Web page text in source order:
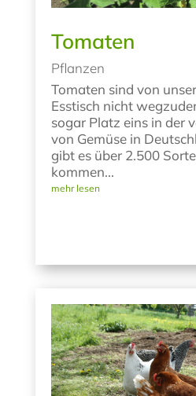
Tomaten
Pflanzen
Tomaten sind von
Esstisch nicht
sogar Platz eins in der
von Gemüse in
gibt es über 2.500
kommen...
mehr lesen